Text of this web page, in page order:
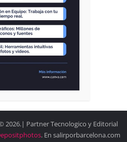
2026.| Partner Tecnologico y Editorial
. En salirporbarcelona.com